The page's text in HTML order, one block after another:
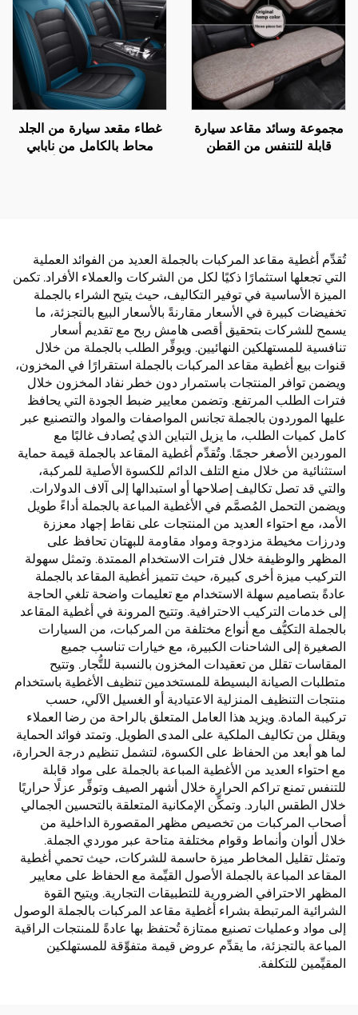
مجموعة وسائد مقاعد سيارة
قابلة للتنفس من القطن
غطاء مقعد سيارة من الجلد
محاط بالكامل من نابابي
تُقدِّم أغطية مقاعد المركبات بالجملة العديد من الفوائد العملية
التي تجعلها استثمارًا ذكيًا لكل من الشركات والعملاء الأفراد. تكمن
الميزة الأساسية في توفير التكاليف، حيث يتيح الشراء بالجملة
تخفيضات كبيرة في الأسعار مقارنةً بالأسعار البيع بالتجزئة، ما
يسمح للشركات بتحقيق أقصى هامش ربح مع تقديم أسعار
تنافسية للمستهلكين النهائيين. ويوفِّر الطلب بالجملة من خلال
قنوات بيع أغطية مقاعد المركبات بالجملة استقرارًا في المخزون،
ويضمن توافر المنتجات باستمرار دون خطر نفاد المخزون خلال
فترات الطلب المرتفع. وتضمن معايير ضبط الجودة التي يحافظ
عليها الموردون بالجملة تجانس المواصفات والمواد والتصنيع عبر
كامل كميات الطلب، ما يزيل التباين الذي يُصادف غالبًا مع
الموردين الأصغر حجمًا. وتُقدِّم أغطية المقاعد بالجملة قيمة حماية
استثنائية من خلال منع التلف الدائم للكسوة الأصلية للمركبة،
والتي قد تصل تكاليف إصلاحها أو استبدالها إلى آلاف الدولارات.
ويضمن التحمل المُصمَّم في الأغطية المباعة بالجملة أداءً طويل
الأمد، مع احتواء العديد من المنتجات على نقاط إجهاد معززة
ودرزات مخيطة مزدوجة ومواد مقاومة للبهتان تحافظ على
المظهر والوظيفة خلال فترات الاستخدام الممتدة. وتمثل سهولة
التركيب ميزة أخرى كبيرة، حيث تتميز أغطية المقاعد بالجملة
عادةً بتصاميم سهلة الاستخدام مع تعليمات واضحة تلغي الحاجة
إلى خدمات التركيب الاحترافية. وتتيح المرونة في أغطية المقاعد
بالجملة التكيُّف مع أنواع مختلفة من المركبات، من السيارات
الصغيرة إلى الشاحنات الكبيرة، مع خيارات تناسب جميع
المقاسات تقلل من تعقيدات المخزون بالنسبة للتُّجار. وتتيح
متطلبات الصيانة البسيطة للمستخدمين تنظيف الأغطية باستخدام
منتجات التنظيف المنزلية الاعتيادية أو الغسيل الآلي، حسب
تركيبة المادة. ويزيد هذا العامل المتعلق بالراحة من رضا العملاء
ويقلل من تكاليف الملكية على المدى الطويل. وتمتد فوائد الحماية
لما هو أبعد من الحفاظ على الكسوة، لتشمل تنظيم درجة الحرارة،
مع احتواء العديد من الأغطية المباعة بالجملة على مواد قابلة
للتنفس تمنع تراكم الحرارة خلال أشهر الصيف وتوفِّر عزلًا حراريًا
خلال الطقس البارد. وتمكِّن الإمكانية المتعلقة بالتحسين الجمالي
أصحاب المركبات من تخصيص مظهر المقصورة الداخلية من
خلال ألوان وأنماط وقوام مختلفة متاحة عبر موردي الجملة.
وتمثل تقليل المخاطر ميزة حاسمة للشركات، حيث تحمي أغطية
المقاعد المباعة بالجملة الأصول القيِّمة مع الحفاظ على معايير
المظهر الاحترافي الضرورية للتطبيقات التجارية. ويتيح القوة
الشرائية المرتبطة بشراء أغطية مقاعد المركبات بالجملة الوصول
إلى مواد وعمليات تصنيع ممتازة تُحتفظ بها عادةً للمنتجات الراقية
المباعة بالتجزئة، ما يقدِّم عروض قيمة متفوِّقة للمستهلكين
المقيِّمين للتكلفة.